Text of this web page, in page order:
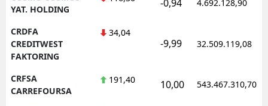
YAT. HOLDING
-0,94 4.692.128,90
CRDFA
CREDITWEST
FAKTORING
34,04
-9,99 32.509.119,08
CRFSA
CARREFOURSA
191,40 10,00 543.467.310,70